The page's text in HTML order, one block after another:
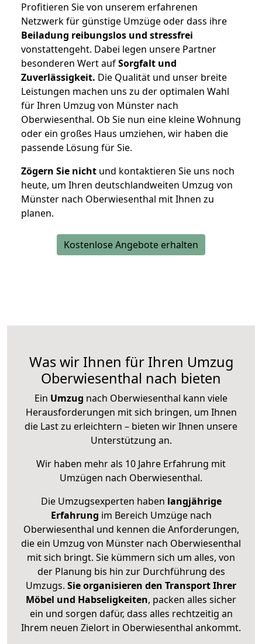
Profitieren Sie von unserem erfahrenen
Netzwerk für günstige Umzüge oder dass ihre
Beiladung reibungslos und stressfrei
vonstattengeht. Dabei legen unsere Partner
besonderen Wert aufSorgfalt und
Zuverlässigkeit. Die Qualität und unser breite
Leistungen machen uns zu der optimalen Wahl
für Ihren Umzug von Münster nach
Oberwiesenthal. Ob Sie nun eine kleine Wohnung
oder ein großes Haus umziehen, wir haben die
passende Lösung für Sie.
Zögern Sie nicht und kontaktieren Sie uns noch
heute, um Ihren deutschlandweiten Umzug von
Münster nach Oberwiesenthal mit Ihnen zu
planen.
Kostenlose Angebote erhalten
Was wir Ihnen für Ihren Umzug
Oberwiesenthal nach bieten
Ein Umzug nach Oberwiesenthal kann viele
Herausforderungen mit sich bringen, um Ihnen
die Last zu erleichtern – bieten wir Ihnen unsere
Unterstützung an.
Wir haben mehr als 10 Jahre Erfahrung mit
Umzügen nach Oberwiesenthal.
Die Umzugsexperten haben langjährige
Erfahrung im Bereich Umzüge nach
Oberwiesenthal und kennen die Anforderungen,
die ein Umzug von Münster nach Oberwiesenthal
mit sich bringt. Sie kümmern sich um alles, von
der Planung bis hin zur Durchführung des
Umzugs. Sie organisieren den Transport Ihrer
Möbel und Habseligkeiten, packen alles sicher
ein und sorgen dafür, dass alles rechtzeitig an
Ihrem neuen Zielort in Oberwiesenthal ankommt.